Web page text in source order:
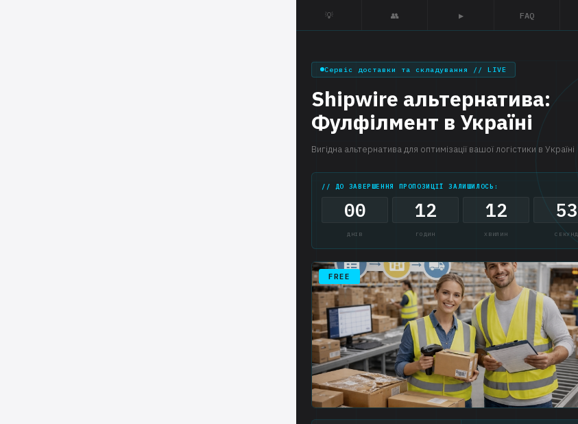
💡 👥 ▶ FAQ
Сервіс доставки та складування // LIVE
Shipwire альтернатива:
Фулфілмент в Україні
Вигідна альтернатива для оптимізації вашої логістики в Україні
// ДО ЗАВЕРШЕННЯ ПРОПОЗИЦІЇ ЗАЛИШИЛОСЬ:
00
ДНІВ
12
ГОДИН
12
ХВИЛИН
52
СЕКУНД
FREE